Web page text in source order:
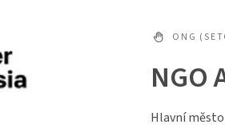
ONG
NGO
Hlavní